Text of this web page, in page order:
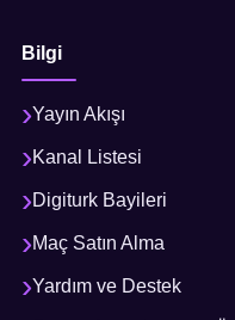
Bilgi
Yayın Akışı
Kanal Listesi
Digiturk Bayileri
Maç Satın Alma
Yardım ve Destek